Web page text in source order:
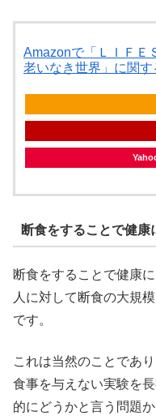
Amazonで「ＬＩＦ
老いなき世界」に関す
断食をすることで健
断食をすることで健康
人に対して断食の大規
です。
これは当然のことであ
食事を与えない実験を
的にどうかと言う問題か